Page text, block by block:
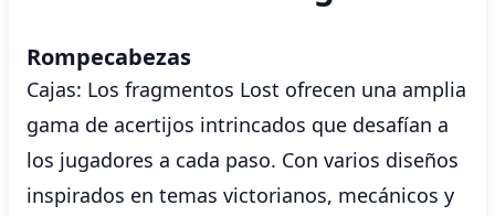
Rompecabezas
Cajas: Los fragmentos Lost ofrecen una amplia
gama de acertijos intrincados que desafían a
los jugadores a cada paso. Con varios diseños
inspirados en temas victorianos, mecánicos y